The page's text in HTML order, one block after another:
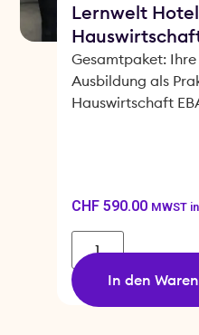
Lernwelt
Gesamtpaket:
Ausbildung als
Hauswirtschaft
CHF590.00 MWST
In den